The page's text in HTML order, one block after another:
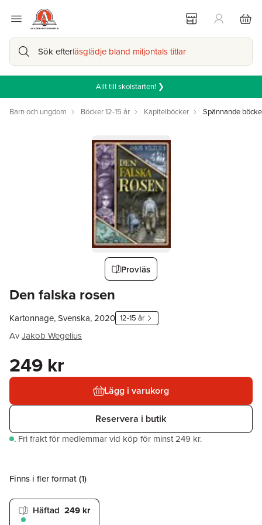
Sök efterläsglädje bland miljontals titlar
Allt till skolstarten! ❯
Barn och ungdom Böcker 12-15 år Kapitelböcker Spännande
Provläs
Den falska rosen
Kartonnage, Svenska, 2020 12-15 år
AvJakob Wegelius
249 kr
Lägg i varukorg
Reservera i butik
. Fri frakt för medlemmar vid köp för minst 249 kr.
Finns i fler format (1)
Häftad 249 kr